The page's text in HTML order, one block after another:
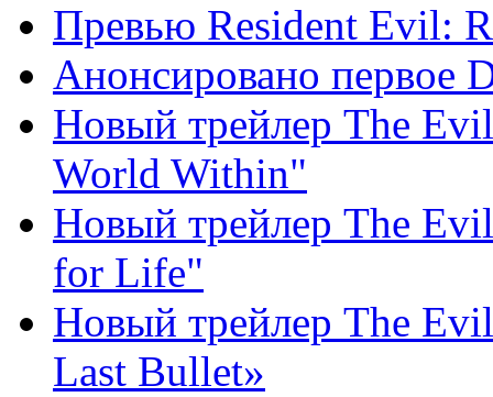
Превью Resident Evil:
Анонсировано первое
Новый трейлер The
World Within"
Новый трейлер The
for Life"
Новый трейлер The
Last Bullet»